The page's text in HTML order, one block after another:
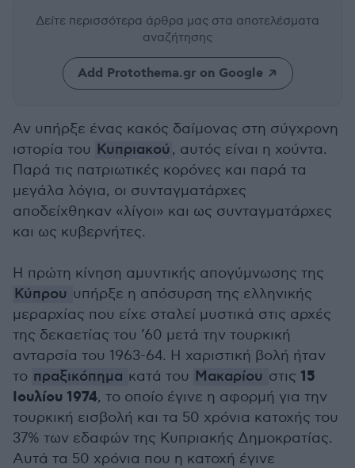
Δείτε περισσότερα άρθρα μας στα αποτελέσματα
αναζήτησης
Add Protothema.gr on Google
Αν υπήρξε ένας κακός δαίμονας στη σύγχρονη
ιστορία του Κυπριακού , αυτός είναι η χούντα.
Παρά τις πατριωτικές κορόνες και παρά τα
μεγάλα λόγια, οι συνταγματάρχες
αποδείχθηκαν «λίγοι» και ως συνταγματάρχες
και ως κυβερνήτες.
Η πρώτη κίνηση αμυντικής απογύμνωσης της
Κύπρου υπήρξε η απόσυρση της ελληνικής
μεραρχίας που είχε σταλεί μυστικά στις αρχές
της δεκαετίας του ’60 μετά την τουρκική
ανταρσία του 1963-64. Η χαριστική βολή ήταν
το πραξικόπημα κατά του Μακαρίου στις 15
Ιουλίου 1974, το οποίο έγινε η αφορμή για την
τουρκική εισβολή και τα 50 χρόνια κατοχής του
37% των εδαφών της Κυπριακής Δημοκρατίας.
Αυτά τα 50 χρόνια που η κατοχή έγινε